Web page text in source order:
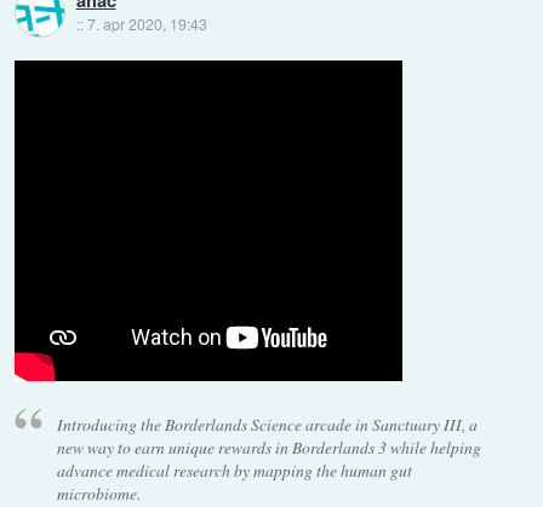
::7. apr 2020, 19:43
Introducing the Borderlands Science arcade in Sanctuary III, a
new way to earn unique rewards in Borderlands 3 while helping
advance medical research by mapping the human gut
microbiome.